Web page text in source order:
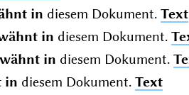
in diesem Dokument. Text
in diesem Dokument.
in diesem Dokument.
in diesem Dokument. Text